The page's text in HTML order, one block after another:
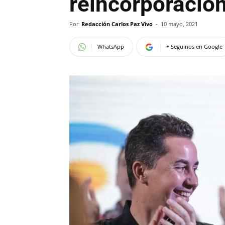
Por Redacción Carlos Paz Vivo - 10 mayo, 2021
WhatsApp + Seguinos en Google